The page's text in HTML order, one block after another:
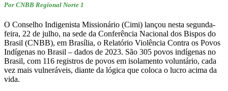
Por CNBB Regional Norte 1
O Conselho Indigenista Missionário (Cimi) lançou nesta segunda-
feira, 22 de julho, na sede da Conferência Nacional dos Bispos do
Brasil (CNBB), em Brasília, o Relatório Violência Contra os Povos
Indígenas no Brasil – dados de 2023. São 305 povos indígenas no
Brasil, com 116 registros de povos em isolamento voluntário, cada
vez mais vulneráveis, diante da lógica que coloca o lucro acima da
vida.